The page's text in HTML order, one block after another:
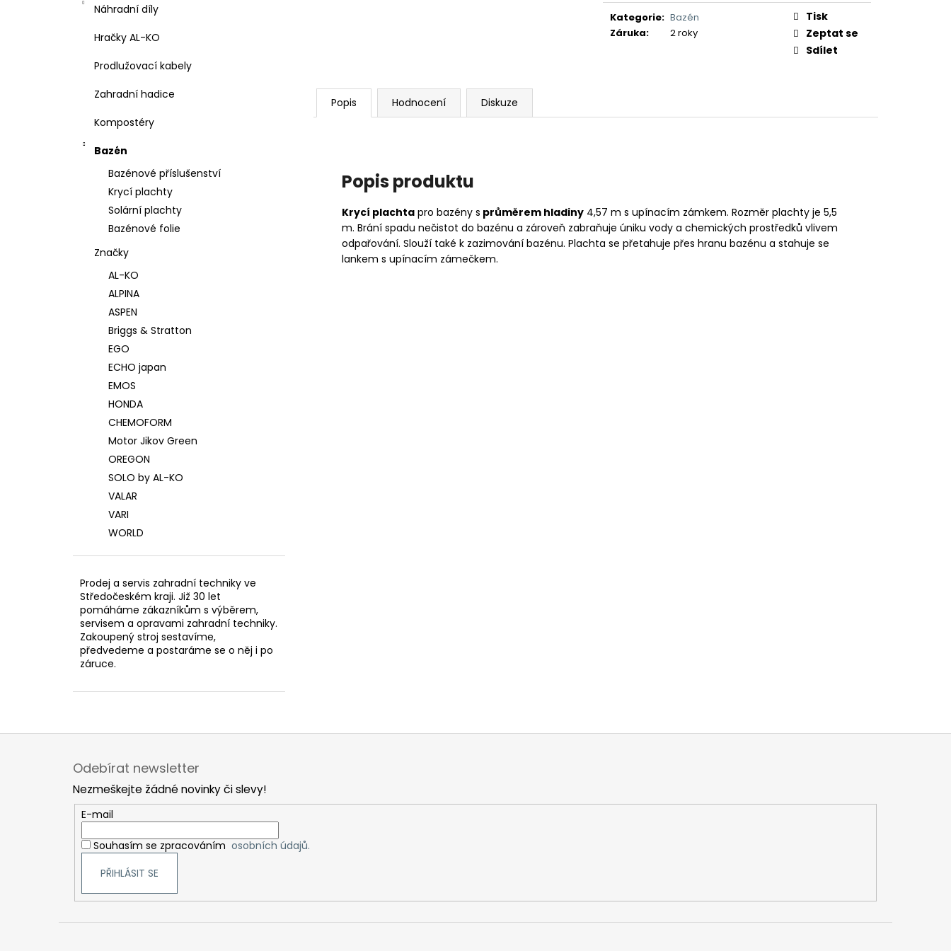
Náhradní díly
Hračky AL-KO
Prodlužovací kabely
Zahradní hadice
Kompostéry
Bazén
Bazénové příslušenství
Krycí plachty
Solární plachty
Bazénové folie
Značky
AL-KO
ALPINA
ASPEN
Briggs & Stratton
EGO
ECHO japan
EMOS
HONDA
CHEMOFORM
Motor Jikov Green
OREGON
SOLO by AL-KO
VALAR
VARI
WORLD
Prodej a servis zahradní techniky ve
Středočeském kraji. Již 30 let
pomáháme zákazníkům s výběrem,
servisem a opravami zahradní techniky.
Zakoupený stroj sestavíme,
předvedeme a postaráme se o něj i po
záruce.
Kategorie: Bazén
Záruka: 2 roky
Tisk
Zeptat se
Sdílet
Popis Hodnocení Diskuze
Popis produktu
Krycí plachta pro bazény s průměrem hladiny 4,57 m s upínacím zámkem. Rozměr plachty je 5,5
m. Brání spadu nečistot do bazénu a zároveň zabraňuje úniku vody a chemických prostředků vlivem
odpařování. Slouží také k zazimování bazénu. Plachta se přetahuje přes hranu bazénu a stahuje se
lankem s upínacím zámečkem.
Z
Odebírat newsletter
Nezmeškejte žádné novinky či slevy!
E-mail
Souhasím se zpracováním osobních údajů.
PŘIHLÁSIT SE